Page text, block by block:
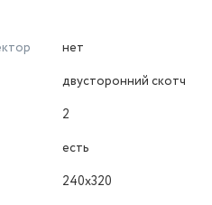
нет
двусторонний скотч
2
есть
240x320